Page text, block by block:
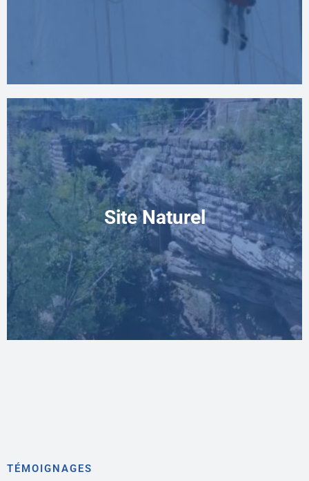
Site Naturel
Site Naturel
Purge de falaise / Dévégétalisation Confortement /
Injection Sécurisation des parois rocheuses Pose
de grillage
TÉMOIGNAGES